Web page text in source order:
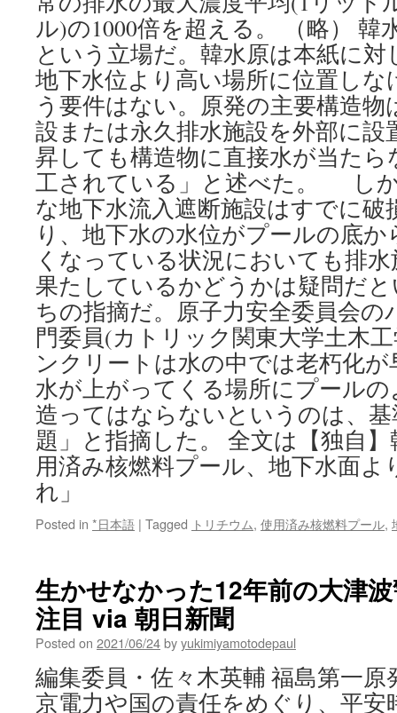
ル)の1000倍を超える。 （略） 韓
という立場だ。韓水原は本紙に
地下水位より高い場所に位置し
う要件はない。原発の主要構造物
設または永久排水施設を外部に設
昇しても構造物に直接水が当た
工されている」と述べた。 し
な地下水流入遮断施設はすでに
り、地下水の水位がプールの底
くなっている状況においても排
果たしているかどうかは疑問だ
ちの指摘だ。原子力安全委員会
門委員(カトリック関東大学土木
ンクリートは水の中では老朽化
水が上がってくる場所にプール
造ってはならないというのは、
題」と指摘した。 全文は【独自
用済み核燃料プール、地下水面よ
れ」
Posted in *日本語 | Tagged トリチウム, 使用済み核燃料プール,
生かせなかった12年前の大津
注目 via 朝日新聞
Posted on 2021/06/24byyukimiyamotodepaul
編集委員・佐々木英輔 福島第一
京電力や国の責任をめぐり、平安